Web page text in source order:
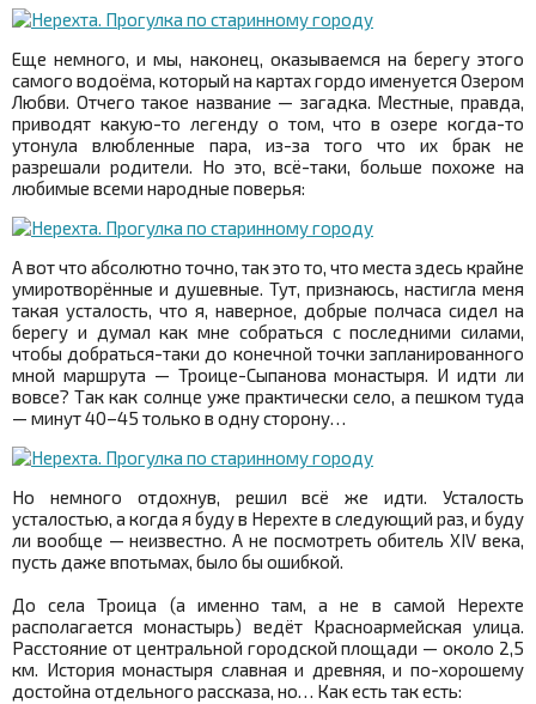
Еще немного, и мы, наконец, оказываемся на берегу этого
самого водоёма, который на картах гордо именуется Озером
Любви. Отчего такое название — загадка. Местные, правда,
приводят какую-то легенду о том, что в озере когда-то
утонула влюбленные пара, из-за того что их брак не
разрешали родители. Но это, всё-таки, больше похоже на
любимые всеми народные поверья:
А вот что абсолютно точно, так это то, что места здесь крайне
умиротворённые и душевные. Тут, признаюсь, настигла меня
такая усталость, что я, наверное, добрые полчаса сидел на
берегу и думал как мне собраться с последними силами,
чтобы добраться-таки до конечной точки запланированного
мной маршрута — Троице-Сыпанова монастыря. И идти ли
вовсе? Так как солнце уже практически село, а пешком туда
— минут 40–45 только в одну сторону…
Но немного отдохнув, решил всё же идти. Усталость
усталостью, а когда я буду в Нерехте в следующий раз, и буду
ли вообще — неизвестно. А не посмотреть обитель XIV века,
пусть даже впотьмах, было бы ошибкой.
До села Троица (а именно там, а не в самой Нерехте
располагается монастырь) ведёт Красноармейская улица.
Расстояние от центральной городской площади — около 2,5
км. История монастыря славная и древняя, и по-хорошему
достойна отдельного рассказа, но… Как есть так есть: